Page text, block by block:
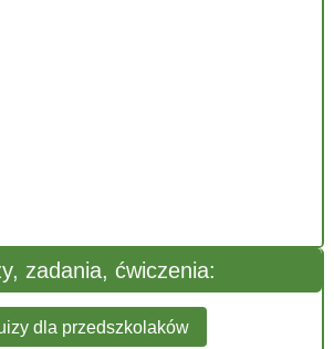
zadania, ćwiczenia:
dla przedszkolaków